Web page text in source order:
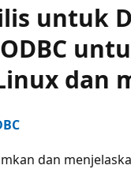
untuk
dan
dan